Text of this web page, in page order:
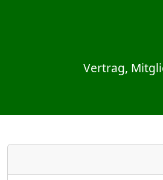
Vertrag,